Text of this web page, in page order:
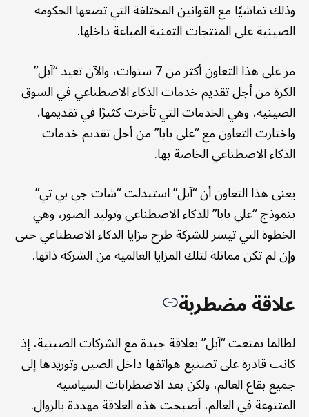
وذلك تماشيًا مع القوانين المختلفة التي تضعها الحكومة
الصينية على المنتجات التقنية المباعة داخلها.
مر على هذا التعاون أكثر من 7 سنوات، والآن تعيد “آبل”
الكرة من أجل تقديم خدمات الذكاء الاصطناعي في السوق
الصينية، وهي الخدمات التي تأخرت كثيرًا في تقديمها،
واختارت التعاون مع “علي بابا” من أجل تقديم خدمات
الذكاء الاصطناعي الخاصة بها.
يعني هذا التعاون أن “آبل” استبدلت “شات جي بي تي”
بنموذج “علي بابا” للذكاء الاصطناعي وتوليد الصور، وهي
الخطوة التي تيسر للشركة طرح مزايا الذكاء الاصطناعي حتى
وإن لم تكن مماثلة لتلك المزايا العالمية من الشركة ذاتها.
علاقة مضطربة
لطالما تمتعت “آبل” بعلاقة جيدة مع الشركات الصينية، إذ
كانت قادرة على تصنيع هواتفها داخل الصين وتوريدها إلى
جميع بقاع العالم، ولكن بعد الاضطرابات السياسية
المتنوعة في العالم، أصبحت هذه العلاقة مهددة بالزوال.